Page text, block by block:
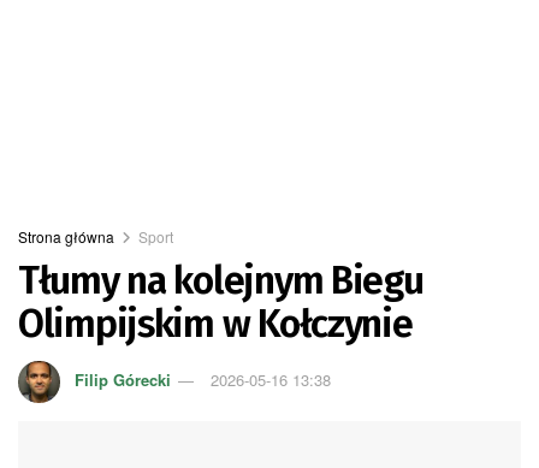
Strona główna Sport
Tłumy na kolejnym Biegu
Olimpijskim w Kołczynie
Filip Górecki 2026-05-16 13:38